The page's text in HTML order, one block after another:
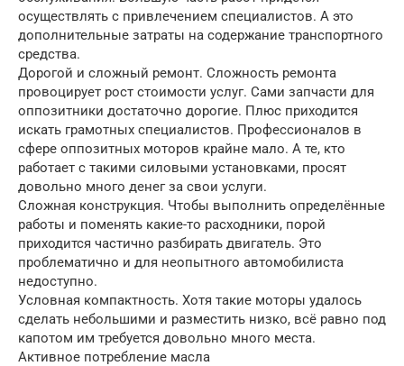
осуществлять с привлечением специалистов. А это
дополнительные затраты на содержание транспортного
средства.
Дорогой и сложный ремонт. Сложность ремонта
провоцирует рост стоимости услуг. Сами запчасти для
оппозитники достаточно дорогие. Плюс приходится
искать грамотных специалистов. Профессионалов в
сфере оппозитных моторов крайне мало. А те, кто
работает с такими силовыми установками, просят
довольно много денег за свои услуги.
Сложная конструкция. Чтобы выполнить определённые
работы и поменять какие-то расходники, порой
приходится частично разбирать двигатель. Это
проблематично и для неопытного автомобилиста
недоступно.
Условная компактность. Хотя такие моторы удалось
сделать небольшими и разместить низко, всё равно под
капотом им требуется довольно много места.
Активное потребление масла